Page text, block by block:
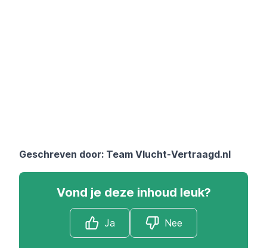
Geschreven door: Team Vlucht-Vertraagd.nl
Vond je deze inhoud leuk?
Ja Nee